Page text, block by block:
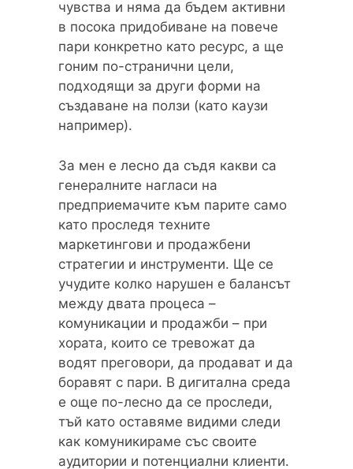
чувства и няма да бъдем активни
в посока придобиване на повече
пари конкретно като ресурс, а ще
гоним по-странични цели,
подходящи за други форми на
създаване на ползи (като каузи
например).
За мен е лесно да съдя какви са
генералните нагласи на
предприемачите към парите само
като проследя техните
маркетингови и продажбени
стратегии и инструменти. Ще се
учудите колко нарушен е балансът
между двата процеса –
комуникации и продажби – при
хората, които се тревожат да
водят преговори, да продават и да
боравят с пари. В дигитална среда
е още по-лесно да се проследи,
тъй като оставяме видими следи
как комуникираме със своите
аудитории и потенциални клиенти.